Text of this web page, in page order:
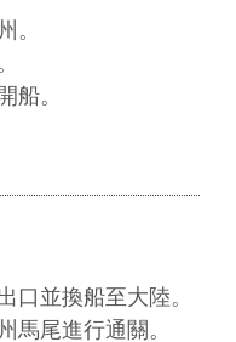
。
船。
口並換船至大陸。
馬尾進行通關。